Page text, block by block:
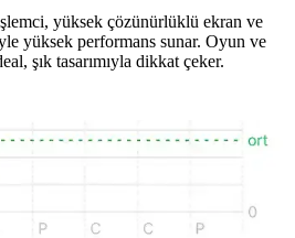
yüksek çözünürlüklü ekran ve
yüksek performans sunar. Oyun ve
şık tasarımıyla dikkat çeker.